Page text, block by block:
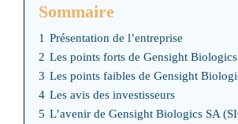
Sommaire
1 Présentation de l’entreprise
2 Les points forts de Gensight
3 Les points faibles de Gensight
4 Les avis des investisseurs
5 L’avenir de Gensight Biologics SA